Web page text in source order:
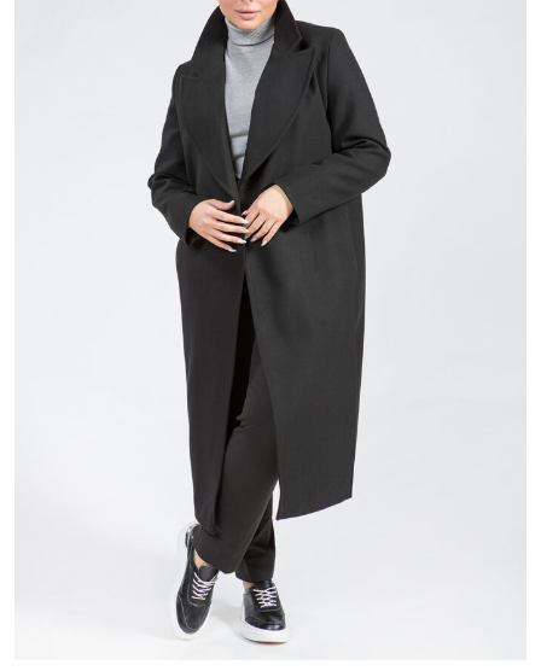
48 800 ₽